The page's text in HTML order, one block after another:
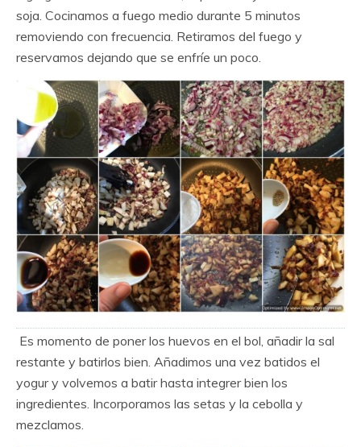
soja. Cocinamos a fuego medio durante 5 minutos
removiendo con frecuencia. Retiramos del fuego y
reservamos dejando que se enfríe un poco.
Es momento de poner los huevos en el bol, añadir la sal
restante y batirlos bien. Añadimos una vez batidos el
yogur y volvemos a batir hasta integrer bien los
ingredientes. Incorporamos las setas y la cebolla y
mezclamos.